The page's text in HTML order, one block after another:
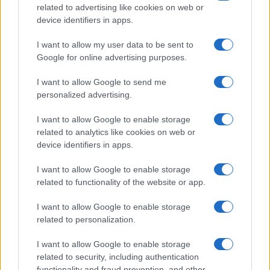
related to advertising like cookies on web or
device identifiers in apps.
I want to allow my user data to be sent to
Google for online advertising purposes.
I want to allow Google to send me
personalized advertising.
I want to allow Google to enable storage
related to analytics like cookies on web or
device identifiers in apps.
I want to allow Google to enable storage
related to functionality of the website or app.
I want to allow Google to enable storage
related to personalization.
I want to allow Google to enable storage
related to security, including authentication
processuale, per quanto in ipotesi discutibile, non
è politica:è propaganda
nemica della maturità istituzionale.
In questo scarto tra ideologia e stile, tra consenso
si gioca la vera
sfida della destra italiana. Perché oggi molti
italiani si riconoscono nei principi della destra,
protagonisti scomposti. Non magari per ciò che
dicono (e, vivaddio, sarebbe pure ora di ascoltare
discorsi culturalmente e politicamente più
elevati!), ma per il modo in cui reagiscono.
Servirebbe meno istinto da comizio e più aplomb
da governo. Perché se la destra vuole davvero